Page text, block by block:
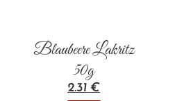
Blaubeere Lakritz
50g
2.31 €